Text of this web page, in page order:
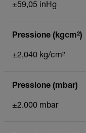
±59,05 inHg
Pressione (kgcm²)
±2,040 kg/cm²
Pressione (mbar)
±2.000 mbar